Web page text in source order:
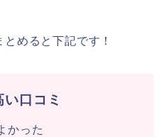
めると下記です！
口コミ
かった